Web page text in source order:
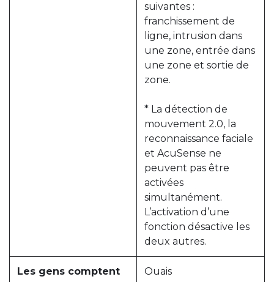
suivantes :
franchissement de
ligne, intrusion dans
une zone, entrée dans
une zone et sortie de
zone.
* La détection de
mouvement 2.0, la
reconnaissance faciale
et AcuSense ne
peuvent pas être
activées
simultanément.
L’activation d’une
fonction désactive les
deux autres.
Les gens comptent Ouais